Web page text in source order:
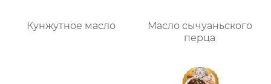
Кунжутное масло
Масло сычуаньского
перца